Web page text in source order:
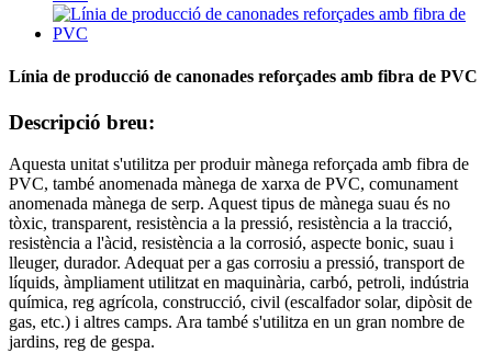
Línia de producció de canonades reforçades amb fibra de PVC
Descripció breu:
Aquesta unitat s'utilitza per produir mànega reforçada amb fibra de
PVC, també anomenada mànega de xarxa de PVC, comunament
anomenada mànega de serp. Aquest tipus de mànega suau és no
tòxic, transparent, resistència a la pressió, resistència a la tracció,
resistència a l'àcid, resistència a la corrosió, aspecte bonic, suau i
lleuger, durador. Adequat per a gas corrosiu a pressió, transport de
líquids, àmpliament utilitzat en maquinària, carbó, petroli, indústria
química, reg agrícola, construcció, civil (escalfador solar, dipòsit de
gas, etc.) i altres camps. Ara també s'utilitza en un gran nombre de
jardins, reg de gespa.